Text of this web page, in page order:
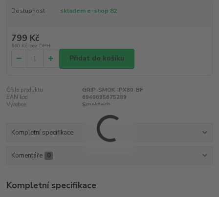
Dostupnost skladem e-shop 82
799 Kč
660 Kč bez DPH
Přidat do košíku
Číslo produktu:
GRIP-SMOK-IPX80-BF
EAN kód:
6940695675289
Výrobce:
Smoktech
Kompletní specifikace
Komentáře 0
Kompletní specifikace